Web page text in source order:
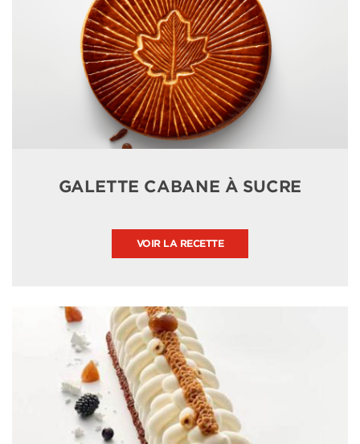
GALETTE CABANE À SUCRE
VOIR LA RECETTE